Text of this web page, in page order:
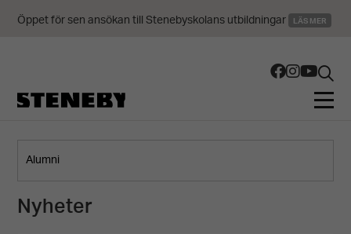
Nyheter
Öppet för sen ansökan till Stenebyskolans utbildningar LÄS MER